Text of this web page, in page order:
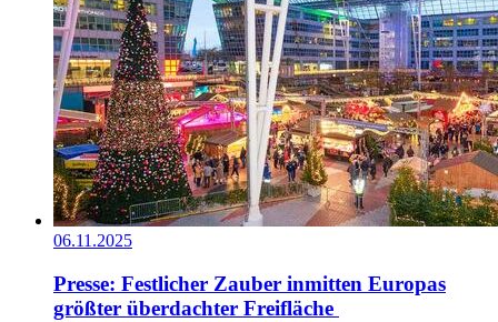
06.11.2025
Presse: ​​Festlicher Zauber inmitten Europas
größter überdachter Freifläche​